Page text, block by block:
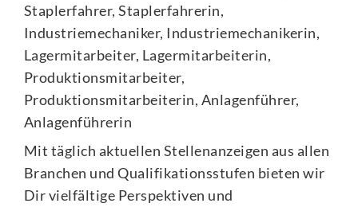
Staplerfahrer, Staplerfahrerin,
Industriemechaniker, Industriemechanikerin,
Lagermitarbeiter, Lagermitarbeiterin,
Produktionsmitarbeiter,
Produktionsmitarbeiterin, Anlagenführer,
Anlagenführerin
Mit täglich aktuellen Stellenanzeigen aus allen
Branchen und Qualifikationsstufen bieten wir
Dir vielfältige Perspektiven und